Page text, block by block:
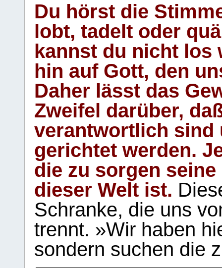
Du hörst die
lobt, tadelt oder
kannst du nicht los
hin auf Gott, den
Daher lässt das
Zweifel darüber,
verantwortlich sind
gerichtet werden.
die zu sorgen
dieser Welt ist.
Schranke, die uns
trennt. »Wir haben
sondern suchen die